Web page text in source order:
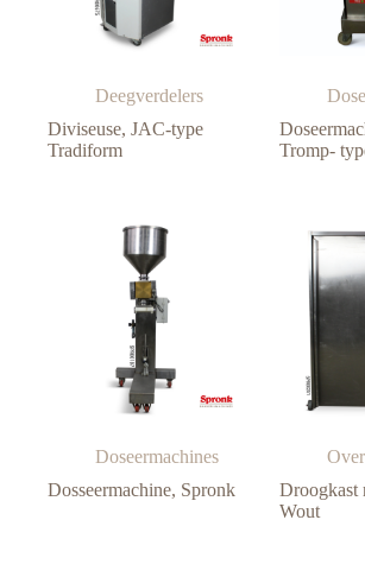
Deegverdelers
Diviseuse, JAC-type
Tradiform
Tromp-
Doseermachines
Dosseermachine, Spronk
Droogkast
Wout